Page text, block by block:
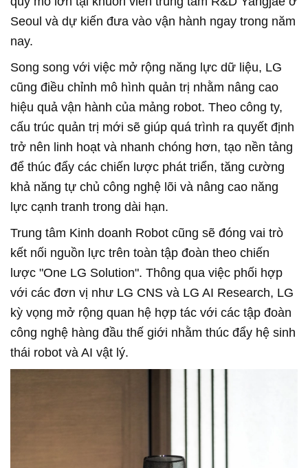
Seoul và dự kiến đưa vào vận hành ngay trong năm
nay.
Song song với việc mở rộng năng lực dữ liệu, LG
cũng điều chỉnh mô hình quản trị nhằm nâng cao
hiệu quả vận hành của mảng robot. Theo công ty,
cấu trúc quản trị mới sẽ giúp quá trình ra quyết định
trở nên linh hoạt và nhanh chóng hơn, tạo nền tảng
để thúc đẩy các chiến lược phát triển, tăng cường
khả năng tự chủ công nghệ lõi và nâng cao năng
lực cạnh tranh trong dài hạn.
Trung tâm Kinh doanh Robot cũng sẽ đóng vai trò
kết nối nguồn lực trên toàn tập đoàn theo chiến
lược "One LG Solution". Thông qua việc phối hợp
với các đơn vị như LG CNS và LG AI Research, LG
kỳ vọng mở rộng quan hệ hợp tác với các tập đoàn
công nghệ hàng đầu thế giới nhằm thúc đẩy hệ sinh
thái robot và AI vật lý.